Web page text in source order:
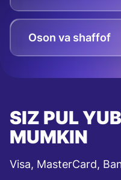
Oson va shaffof
SIZ PUL
MUMKIN
Visa, MasterCard,